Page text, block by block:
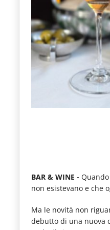
articoli
quotidiani
sul
mondo
dei
Food
Service
e
tutte
BAR & WINE -
non esistevano e che
Ma le novità non
debutto di una nuova